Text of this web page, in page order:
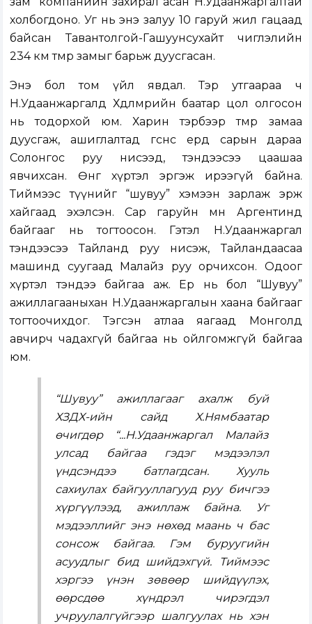
холбогдоно. Уг нь энэ залуу 10 гаруй жил гацаад
байсан Тавантолгой-Гашуунсухайт чиглэлийн
234 км төмөр замыг барьж дуусгасан.
Энэ бол том үйл явдал. Тэр утгаараа ч
Н.Удаанжаргалд Хөдөлмөрийн баатар цол олгосон
нь тодорхой юм. Харин тэрбээр төмөр замаа
дуусгаж, ашиглалтад өгснөөсөө ердөө сарын дараа
Солонгос руу нисээд, тэндээсээ цаашаа
явчихсан. Өнөөг хүртэл эргэж ирээгүй байна.
Тиймээс түүнийг “шувуу” хэмээн зарлаж эрж
хайгаад эхэлсэн. Сар гаруйн өмнө Аргентинд
байгааг нь тогтоосон. Гэтэл Н.Удаанжаргал
тэндээсээ Тайланд руу нисэж, Тайландаасаа
машинд суугаад Малайз руу орчихсон. Одоог
хүртэл тэндээ байгаа аж. Ер нь бол “Шувуу”
ажиллагааныхан Н.Удаанжаргалын хаана байгааг
тогтоочихдог. Тэгсэн атлаа яагаад Монголд
авчирч чадахгүй байгаа нь ойлгомжгүй байгаа
юм.
“Шувуу” ажиллагааг ахалж буй
ХЗДХ-ийн сайд Х.Нямбаатар
өчигдөр “...Н.Удаанжаргал Малайз
улсад байгаа гэдэг мэдээлэл
үндсэндээ батлагдсан. Хууль
сахиулах байгууллагууд руу бичгээ
хүргүүлээд, ажиллаж байна. Уг
мэдээллийг энэ нөхөд маань ч бас
сонсож байгаа. Гэм буруугийн
асуудлыг бид шийдэхгүй. Тиймээс
хэргээ үнэн зөвөөр шийдүүлэх,
өөрсдөө хүндрэл чирэгдэл
учруулалгүйгээр шалгуулах нь хэн